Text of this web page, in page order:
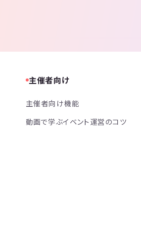
主催者向け
主催者向け機能
動画で学ぶイベント運営のコツ